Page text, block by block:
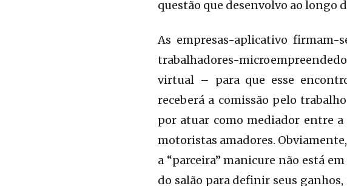
questão que desenvolvo ao longo
As empresas-aplicativo firmam-
trabalhadores-
virtual – para que esse
receberá a comissão pelo
por atuar como mediador entre
motoristas amadores.
a “parceira” manicure não está
do salão para definir seus